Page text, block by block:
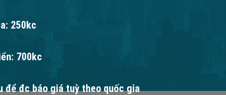
250kc
700kc
để đc báo giá tuỳ theo quốc gia